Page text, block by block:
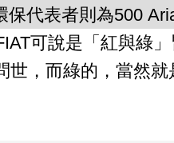
保代表者則為500
可說是「紅與綠
世，而綠的，當然